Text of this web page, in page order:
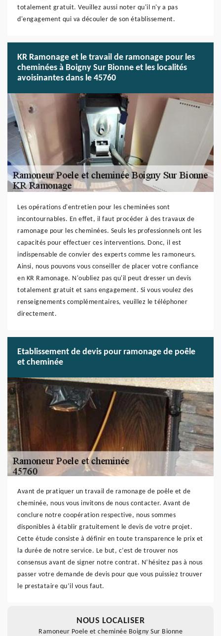
totalement gratuit. Veuillez aussi noter qu'il n'y a pas
d'engagement qui va découler de son établissement.
KR Ramonage et le travail de ramonage pour les
cheminées à Boigny Sur Bionne et les localités
avoisinantes dans le 45760
Les opérations d'entretien pour les cheminées sont
incontournables. En effet, il faut procéder à des travaux de
ramonage pour les cheminées. Seuls les professionnels ont les
capacités pour effectuer ces interventions. Donc, il est
indispensable de convier des experts comme les ramoneurs.
Ainsi, nous pouvons vous conseiller de placer votre confiance
en KR Ramonage. N'oubliez pas qu'il peut dresser un devis
totalement gratuit et sans engagement. Si vous voulez des
renseignements complémentaires, veuillez le téléphoner
directement.
Etablissement de devis pour ramonage de poêle
et cheminée
Avant de pratiquer un travail de ramonage de poêle et de
cheminée, nous vous invitons de nous contacter. Avant de
conclure notre coopération respective, nous sommes
disponibles à établir gratuitement le devis de votre projet.
Cette étude consiste à définir en toute transparence le prix et
la durée de notre service. Le but, c’est de trouver nos
consensus avant de signer notre contrat. N’hésitez pas à nous
passer votre demande de devis pour que vous puissiez trouver
le prestataire qu’il vous faut.
NOUS LOCALISER
Ramoneur Poele et cheminée Boigny Sur Bionne